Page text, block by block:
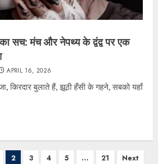
सच: मंच और नेपथ्य के द्वंद्व पर एक
APRIL 16, 2026
किरदार बुलाते हैं, झूठी हँसी के गहने, सबको यहाँ
2 3 4 5 … 21 Next